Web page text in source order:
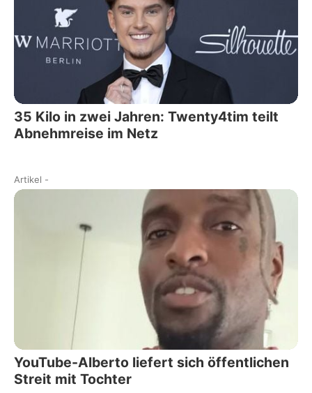
35 Kilo in zwei Jahren: Twenty4tim teilt
Abnehmreise im Netz
Artikel -
YouTube-Alberto liefert sich öffentlichen
Streit mit Tochter